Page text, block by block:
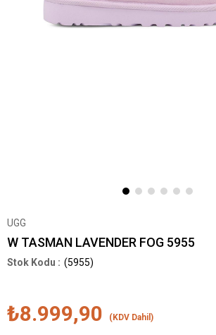
UGG
W TASMAN LAVENDER FOG 5955
(5955)
₺8.999,90 (KDV Dahil)